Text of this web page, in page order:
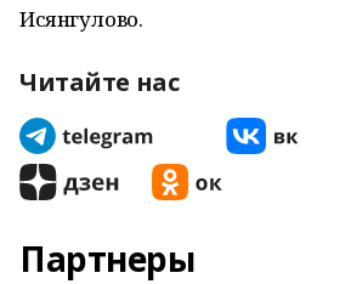
Исянгулово.
Читайте нас
Партнеры